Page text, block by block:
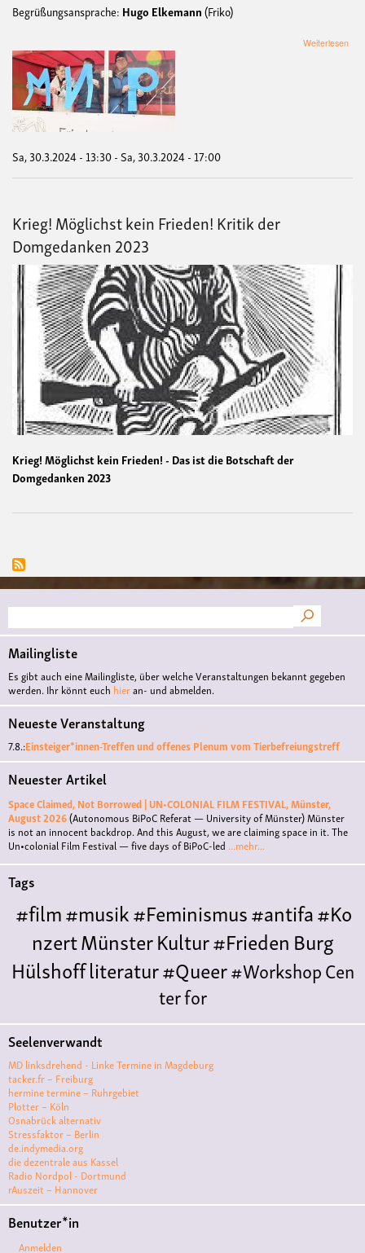
Begrüßungsansprache: Hugo Elkemann(Friko)
Weiterlesen
Sa, 30.3.2024 - 13:30-Sa, 30.3.2024 - 17:00
Krieg! Möglichst kein Frieden! Kritik der
Domgedanken 2023
Krieg! Möglichst kein Frieden! - Das ist die Botschaft der
Domgedanken 2023
Suche
Mailingliste
Es gibt auch eine Mailingliste, über welche Veranstaltungen bekannt gegeben
werden. Ihr könnt euch hieran- und abmelden.
Neueste Veranstaltung
7.8.:Einsteiger*innen-Treffen und offenes Plenum vom Tierbefreiungstreff
Neuester Artikel
Space Claimed, Not Borrowed | UN•COLONIAL FILM FESTIVAL, Münster,
August 2026(Autonomous BiPoC Referat — University of Münster)Münster
is not an innocent backdrop. And this August, we are claiming space in it. The
Un•colonial Film Festival — five days of BiPoC-led ...mehr...
Tags
#film#musik#Feminismus#antifa#Ko
nzertMünsterKultur#FriedenBurg
Hülshoffliteratur#Queer#WorkshopCen
ter for
LiteraturePolyamoriePolytreff#liveKonzert
Polyamorietreff
MonogamieCNM#jazz#vortrag
ismuskunstantisemitismus
VKqueer#Demo
ve#film #kino #filmwerkstatt
#filmclub#Münster#BLACKBOXpunk#kino
#menschenrechte
Seelenverwandt
MD linksdrehend - Linke Termine in Magdeburg
tacker.fr – Freiburg
hermine termine – Ruhrgebiet
Plotter – Köln
Osnabrück alternativ
Stressfaktor – Berlin
de.indymedia.org
die dezentrale aus Kassel
Radio Nordpol - Dortmund
rAuszeit – Hannover
Benutzer*in
Anmelden